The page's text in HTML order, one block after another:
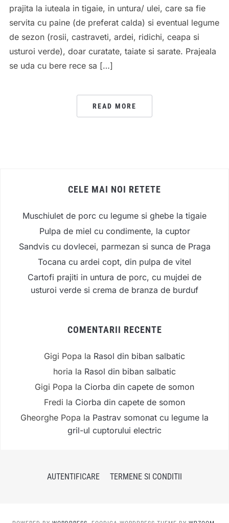
prajita la iuteala in tigaie, in untura/ ulei, care sa fie
servita cu paine (de preferat calda) si eventual legume
de sezon (rosii, castraveti, ardei, ridichi, ceapa si
usturoi verde), doar curatate, taiate si sarate. Prajeala
se uda cu bere rece sa […]
READ MORE
CELE MAI NOI RETETE
Muschiulet de porc cu legume si ghebe la tigaie
Pulpa de miel cu condimente, la cuptor
Sandvis cu dovlecei, parmezan si sunca de Praga
Tocana cu ardei copt, din pulpa de vitel
Cartofi prajiti in untura de porc, cu mujdei de
usturoi verde si crema de branza de burduf
COMENTARII RECENTE
Gigi Popa la Rasol din biban salbatic
horia la Rasol din biban salbatic
Gigi Popa la Ciorba din capete de somon
Fredi la Ciorba din capete de somon
Gheorghe Popa la Pastrav somonat cu legume la
gril-ul cuptorului electric
AUTENTIFICARE TERMENE SI CONDITII